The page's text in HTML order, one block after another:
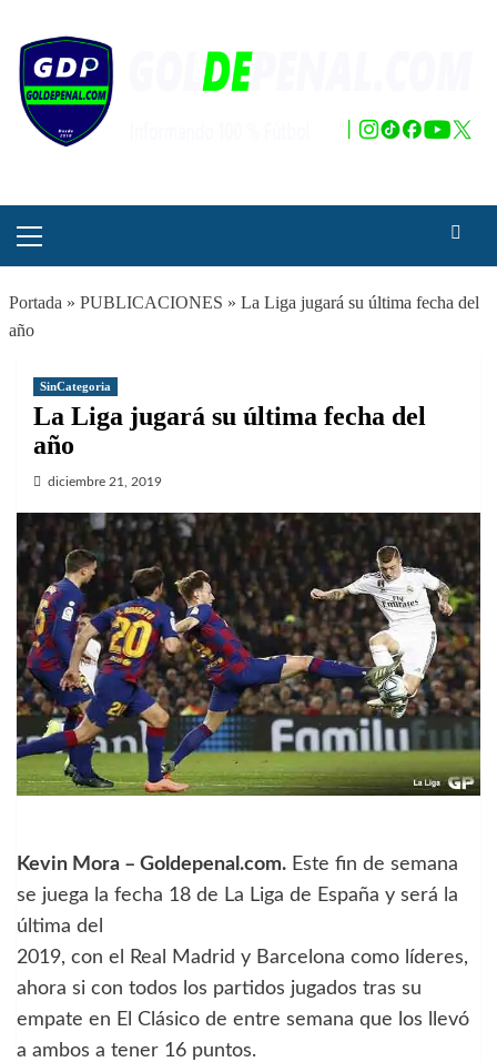
contenido
principal
Portada » PUBLICACIONES » La Liga jugará su última fecha del
año
SinCategoria
La Liga jugará su última fecha del
año
diciembre 21, 2019
Kevin Mora – Goldepenal.com. Este fin de semana
se juega la fecha 18 de La Liga de España y será la
última del
2019, con el Real Madrid y Barcelona como líderes,
ahora si con todos los partidos jugados tras su
empate en El Clásico de entre semana que los llevó
a ambos a tener 16 puntos.